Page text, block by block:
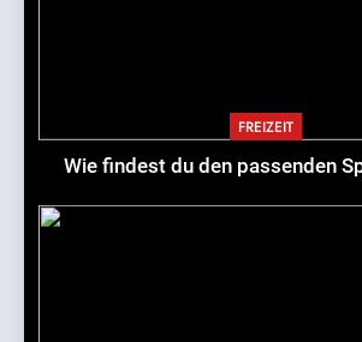
FREIZEIT
Wie findest du den passenden